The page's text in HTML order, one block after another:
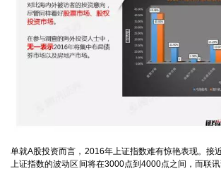
单就A股投资而言，2016年上证指数难有惊艳表现。接
上证指数的波动区间将在3000点到4000点之间，而联